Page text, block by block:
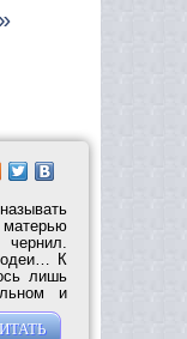
К
лишь
и